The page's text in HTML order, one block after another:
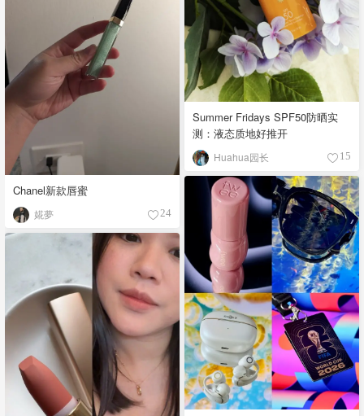
Summer Fridays SPF50防晒实
测：液态质地好推开
Huahua园长 15
Chanel新款唇蜜
婲夢 24